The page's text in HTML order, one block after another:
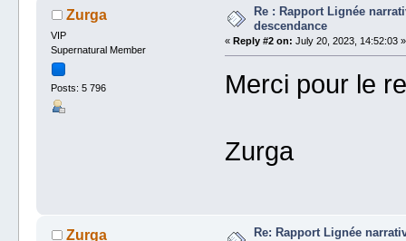
Zurga
VIP
Supernatural Member
Posts: 5 796
Re : Rapport Lignée
descendance
« Reply #2 on: July 20, 2023, 14:52:03 »
Merci pour le
Zurga
Zurga
Re: Rapport Lignée